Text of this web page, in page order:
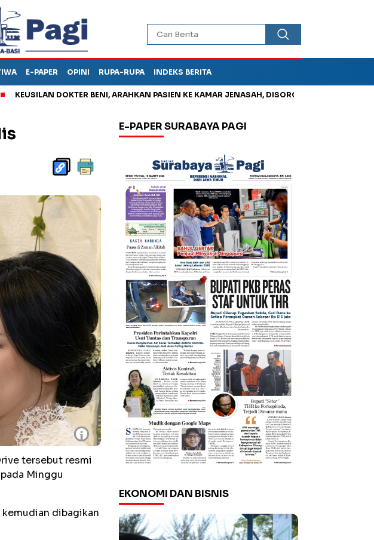
E-PAPER OPINI RUPA-RUPA INDEKS BERITA
DOKTER BENI, ARAHKAN PASIEN KE KAMAR JENASAH, DISOROT Kurangi Timbunan
i
tersebut resmi
Minggu
dibagikan
E-PAPER SURABAYA PAGI
EKONOMI DAN BISNIS